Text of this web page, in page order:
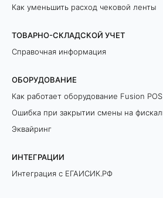
Как уменьшить расход чековой ленты
ТОВАРНО-СКЛАДСКОЙ УЧЕТ
Справочная информация
ОБОРУДОВАНИЕ
Как работает оборудование Fusion POS
Эквайринг
ИНТЕГРАЦИИ
Интеграция с ЕГАИСИК.РФ
а
2